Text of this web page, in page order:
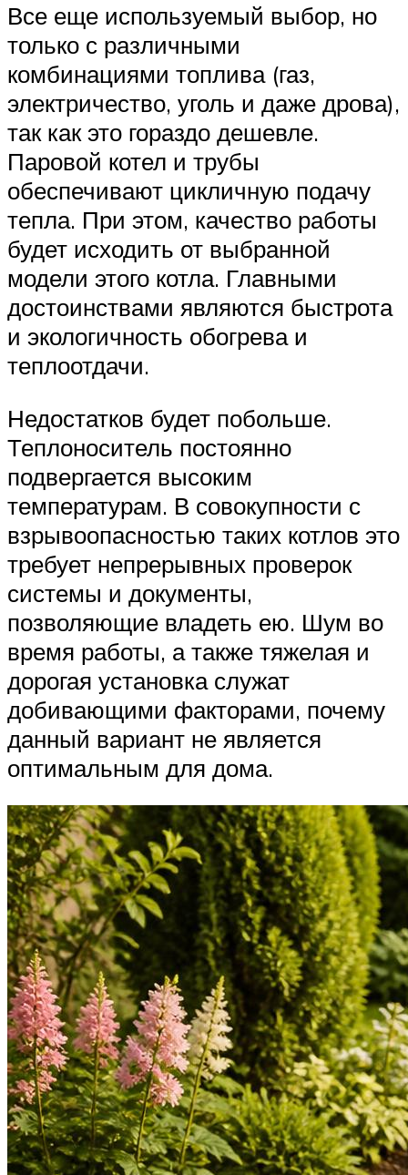
Все еще используемый выбор, но
только с различными
комбинациями топлива (газ,
электричество, уголь и даже дрова),
так как это гораздо дешевле.
Паровой котел и трубы
обеспечивают цикличную подачу
тепла. При этом, качество работы
будет исходить от выбранной
модели этого котла. Главными
достоинствами являются быстрота
и экологичность обогрева и
теплоотдачи.
Недостатков будет побольше.
Теплоноситель постоянно
подвергается высоким
температурам. В совокупности с
взрывоопасностью таких котлов это
требует непрерывных проверок
системы и документы,
позволяющие владеть ею. Шум во
время работы, а также тяжелая и
дорогая установка служат
добивающими факторами, почему
данный вариант не является
оптимальным для дома.